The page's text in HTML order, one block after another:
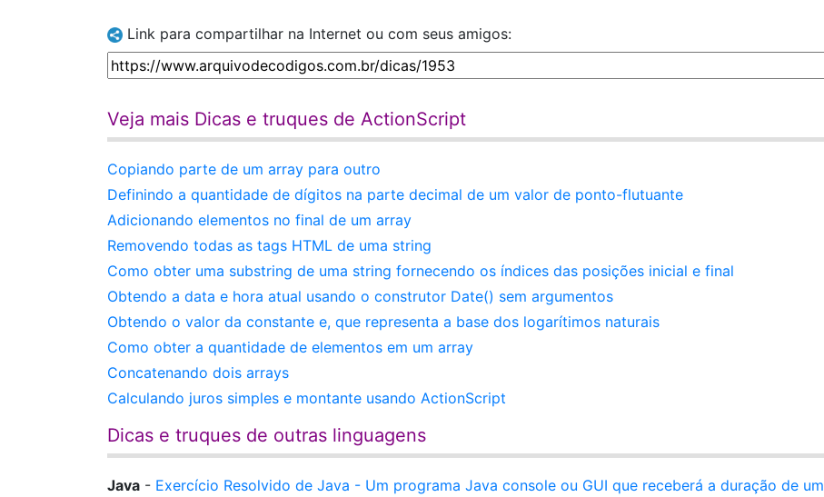
Link para compartilhar na Internet ou com seus amigos:
Veja mais Dicas e truques de ActionScript
Copiando parte de um array para outro
Definindo a quantidade de dígitos na parte decimal de um valor de ponto-flutuante
Adicionando elementos no final de um array
Removendo todas as tags HTML de uma string
Como obter uma substring de uma string fornecendo os índices das posições inicial e final
Obtendo a data e hora atual usando o construtor Date() sem argumentos
Obtendo o valor da constante e, que representa a base dos logarítimos naturais
Como obter a quantidade de elementos em um array
Concatenando dois arrays
Calculando juros simples e montante usando ActionScript
Dicas e truques de outras linguagens
Java - Exercício Resolvido de Java - Um programa Java console ou GUI que receberá a duração de um